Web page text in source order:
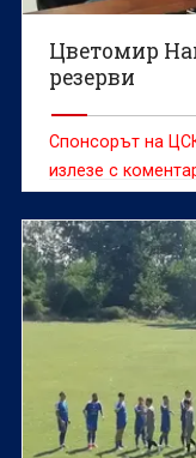
Цветомир
резерви
Спонсорът на
излезе с
победа с 2:1 над